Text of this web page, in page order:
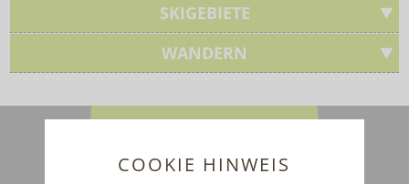
SKIGEBIETE
WANDERN
COOKIE HINWEIS